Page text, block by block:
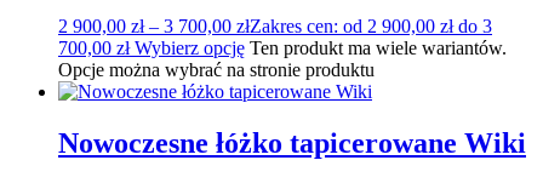
2 900,00 zł – 3 700,00 złZakres cen: od 2 900,00 zł do 3
700,00 zł Wybierz opcję Ten produkt ma wiele wariantów.
Opcje można wybrać na stronie produktu
Nowoczesne łóżko tapicerowane Wiki